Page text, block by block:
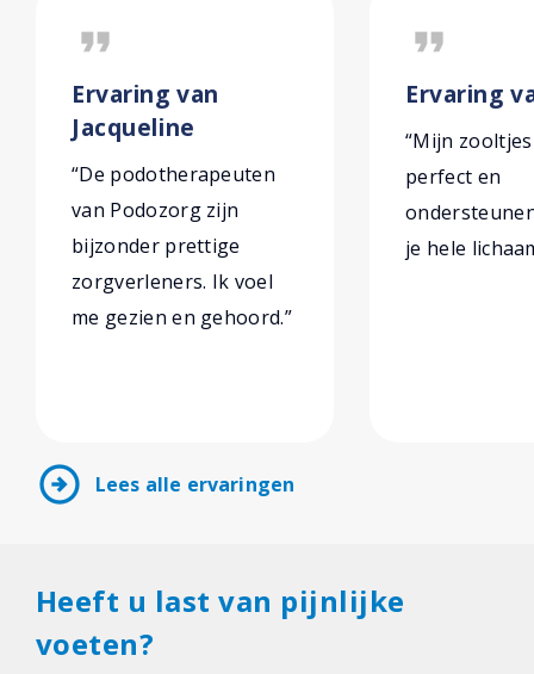
format_quote
Ervaring van
Jacqueline
“De podotherapeuten
van Podozorg zijn
bijzonder prettige
zorgverleners. Ik voel
me gezien en gehoord.”
format_quote
Ervaring
“Mijn
perfect en
je hele
arrow_circle_right Lees alle ervaringen
Heeft u last van pijnlijke
voeten?